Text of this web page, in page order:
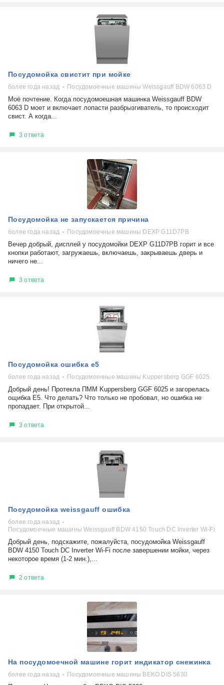
Посудомойка свистит при мойке
более года назад Посудомоечные машины Weissgauff BDW 6063 D
Моё почтение. Когда посудомоешная машинка Weissgauff BDW
6063 D моет и включает лопасти разбрызгиватель, то происходит
свист. А когда...
3 ответа
Посудомойка не запускается причина
более года назад Посудомоечные машины DEXP G11D7PB
Вечер добрый, дисплей у посудомойки DEXP G11D7PB горит и все
кнопки работают, загружаешь, включаешь, закрываешь дверь и
ничего не...
3 ответа
Посудомойка ошибка е5
более года назад Посудомоечные машины Kuppersberg GGF 6025
Добрый день! Протекла ПММ Kuppersberg GGF 6025 и загорелась
ощибка Е5. Что делать? Что только не пробовал, но ошибка не
пропадает. При открытой...
3 ответа
Посудомойка weissgauff ошибка
более года назад
Посудомоечные машины Weissgauff BDW 4150 Touch DC Inverter Wi-Fi
Добрый день, подскажите, пожалуйста, посудомойка Weissgauff
BDW 4150 Touch DC Inverter Wi-Fi после завершении мойки, через
некоторое время (1-2 мин.),...
2 ответа
На посудомоечной машине горит индикатор снежинка
более года назад Посудомоечные машины BEKO DIS 5630